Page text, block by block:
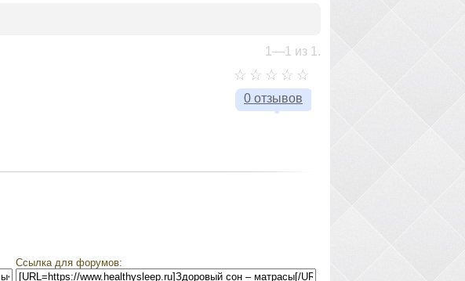
1—1 из 1.
0 отзывов
Ссылка для форумов: